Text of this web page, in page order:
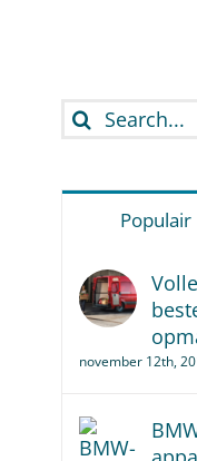
Search
for:
Populair
november 12th,